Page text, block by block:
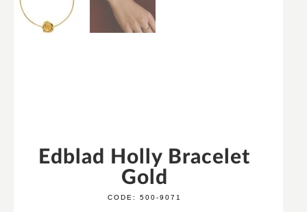
Edblad Holly Bracelet
Gold
CODE: 500-9071